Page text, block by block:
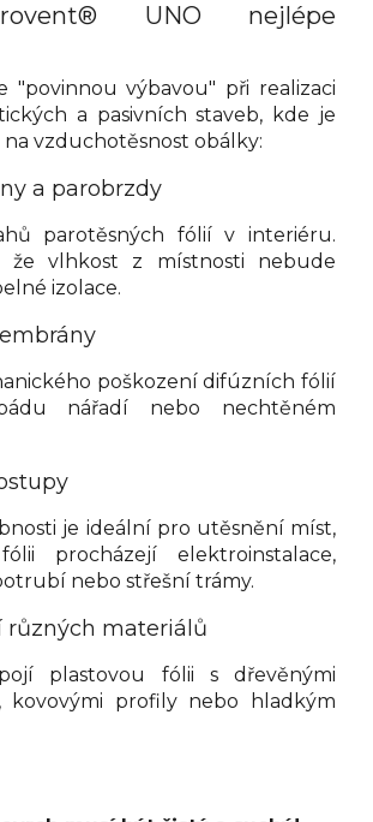
UNO nejlépe
"povinnou výbavou" při realizaci
a pasivních staveb, kde je
vzduchotěsnost obálky:
a parobrzdy
parotěsných fólií v interiéru.
že vlhkost z místnosti nebude
izolace.
poškození difúzních fólií
nářadí nebo nechtěném
je ideální pro utěsnění míst,
procházejí elektroinstalace,
nebo střešní trámy.
různých materiálů
plastovou fólii s dřevěnými
kovovými profily nebo hladkým